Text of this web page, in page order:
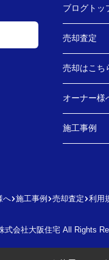
ブログトッ
売却査定
売却はこち
オーナー様
施工事例
へ 施工事例 売却査定 利用
式会社大阪住宅 All Rights